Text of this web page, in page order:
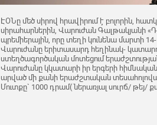
ԷՕՆը մեծ սիրով հրավիրում է բոլորին,
սիրահարներին, Վարուժան Գալթակյանի
պրեմիերային, որը տեղի կունենա մարտի
Վարուժանը երիտասարդ հեղինակ-
ստեղծագործական մոտեցում
Վարուժանը կկատարի իր երգերի
արված մի քանի երաժշտական
Մուտքը` 1000 դրամ( ներառյալ սուրճ/ թեյ/